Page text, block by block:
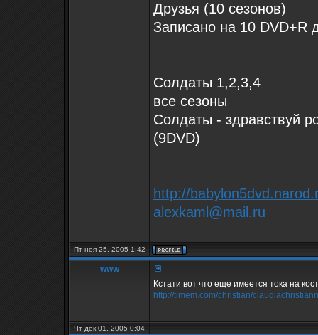
Друзья (10 сезонов)
Записано на 10 DVD+R
Солдаты 1,2,3,4
все сезоны
Солдаты - здравствуй
(9DVD)
http://
alexkaml@mail.ru
Пт ноя 25, 2005 1:42
www
Кстати вот что еще имеется тока на
http://timem.com/christian/
Чт дек 01, 2005 0:04